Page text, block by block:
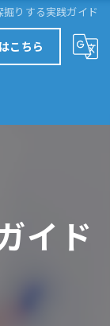
りする実践ガイド
こちら
イド